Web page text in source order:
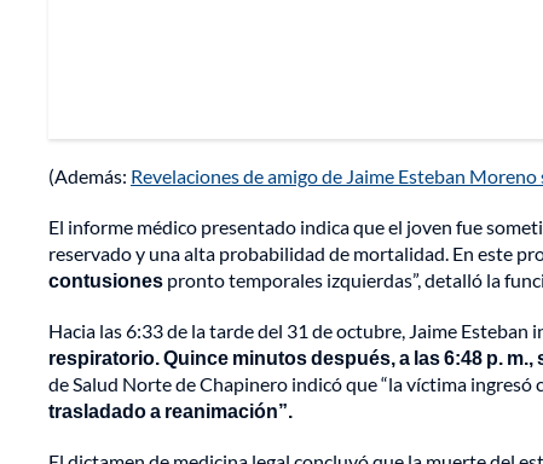
(Además: Revelaciones de amigo de Jaime Esteban
El informe médico presentado indica que el joven fue
reservado y una alta probabilidad de mortalidad. En este
contusiones pronto temporales izquierdas”, detalló la
Hacia las 6:33 de la tarde del 31 de octubre, Jaime
respiratorio. Quince minutos después, a las 6:48 p.
de Salud Norte de Chapinero indicó que “la víctima
trasladado a reanimación”.